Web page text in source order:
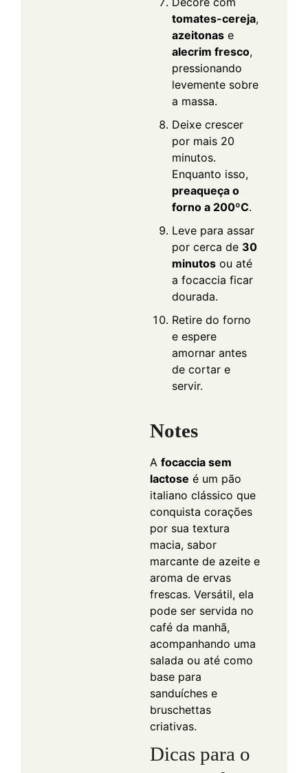
tomates-cereja,
azeitonas e
alecrim fresco,
pressionando
levemente sobre
a massa.
Deixe crescer
por mais 20
minutos.
Enquanto isso,
preaqueça o
forno a 200ºC.
Leve para assar
por cerca de 30
minutos ou até
a focaccia ficar
dourada.
Retire do forno
e espere
amornar antes
de cortar e
servir.
Notes
A focaccia sem
lactose é um pão
italiano clássico que
conquista corações
por sua textura
macia, sabor
marcante de azeite e
aroma de ervas
frescas. Versátil, ela
pode ser servida no
café da manhã,
acompanhando uma
salada ou até como
base para
sanduíches e
bruschettas
criativas.
Dicas para o